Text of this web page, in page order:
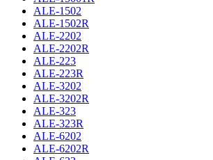
ALE-1502
ALE-1502R
ALE-2202
ALE-2202R
ALE-223
ALE-223R
ALE-3202
ALE-3202R
ALE-323
ALE-323R
ALE-6202
ALE-6202R